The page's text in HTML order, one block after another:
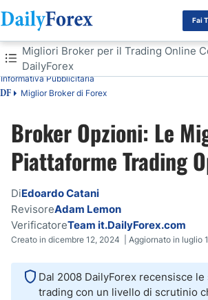
Fai
Indice
DF Miglior Broker di Forex
Informativa Pubblicitaria
Migliori Broker per il Trading Online
DailyForex
Migliori Broker per il Trading Online Consigliati
Chi sono i migliori broker per opzioni in Italia?
Cos'è il trading di opzioni?
Dove negoziare opzioni in Italia?
Broker Opzioni: Le
Piattaforme Trading
DiEdoardo Catani
RevisoreAdam Lemon
VerificatoreTeam it.DailyForex.com
Creato in dicembre 12, 2024 | Aggiornato in luglio
Dal 2008 DailyForex recensisce le
trading con un livello di scrutinio